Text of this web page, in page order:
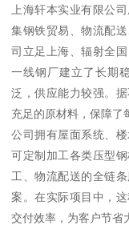
上海轩本实业有限公
集钢铁贸易、物流配
司立足上海、辐射全
一线钢厂建立了长期
泛，供应能力较强。
充足的原材料，保障了
公司拥有屋面系统、
可定制加工各类压型
工、物流配送的全链
案。在实际项目中，
交付效率，为客户节省